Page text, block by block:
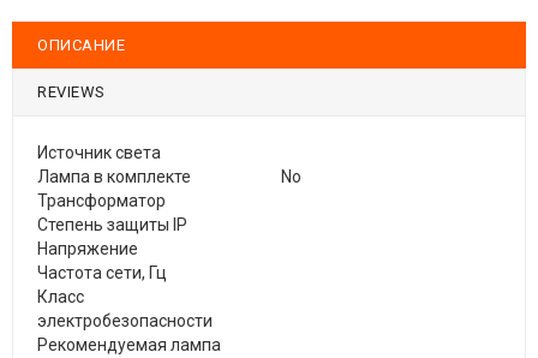
ОПИСАНИЕ
REVIEWS
Источник света
Лампа в комплекте
No
Трансформатор
Степень защиты IP
Напряжение
Частота сети, Гц
Класс
электробезопасности
Рекомендуемая лампа